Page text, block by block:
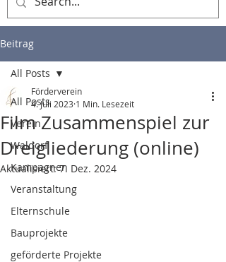
Beitrag
All Posts
Verein
Waldorf
Kampagnen
Veranstaltung
Elternschule
Bauprojekte
geförderte Projekte
All Posts
Film Zusammenspiel zur
Dreigliederung (online)
Förderverein
4. Juli 2023 1 Min. Lesezeit
Aktualisiert:7. Dez. 2024